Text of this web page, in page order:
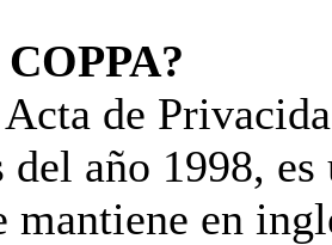
COPPA?
de
del año 1998,
mantiene en